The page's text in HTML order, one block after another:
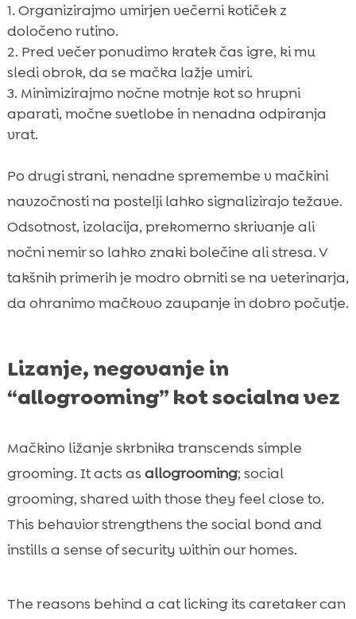
Organizirajmo umirjen večerni kotiček z
določeno rutino.
Pred večer ponudimo kratek čas igre, ki mu
sledi obrok, da se mačka lažje umiri.
Minimizirajmo nočne motnje kot so hrupni
aparati, močne svetlobe in nenadna odpiranja
vrat.
Po drugi strani, nenadne spremembe v mačkini
navzočnosti na postelji lahko signalizirajo težave.
Odsotnost, izolacija, prekomerno skrivanje ali
nočni nemir so lahko znaki bolečine ali stresa. V
takšnih primerih je modro obrniti se na veterinarja,
da ohranimo mačkovo zaupanje in dobro počutje.
Lizanje, negovanje in
“allogrooming” kot socialna vez
Mačkino ližanje skrbnika transcends simple
grooming. It acts as allogrooming; social
grooming, shared with those they feel close to.
This behavior strengthens the social bond and
instills a sense of security within our homes.
The reasons behind a cat licking its caretaker can